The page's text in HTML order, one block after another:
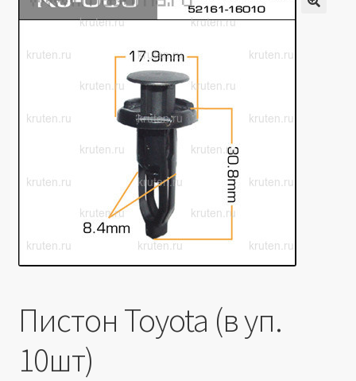
Политика в отношении обработки персональных
Производители
Юридические данные
Пистон Toyota (в уп.
10шт)